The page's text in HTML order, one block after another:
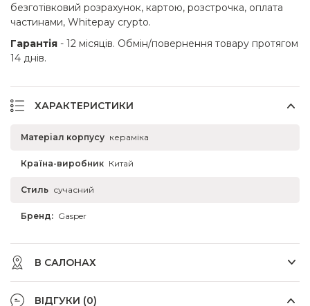
безготівковий розрахунок, картою, розстрочка, оплата
частинами, Whitepay crypto.
Гарантія - 12 місяців. Обмін/повернення товару протягом
14 днів.
ХАРАКТЕРИСТИКИ
Матеріал корпусу кераміка
Країна-виробник Китай
Стиль сучасний
Бренд: Gasper
В САЛОНАХ
ВІДГУКИ (0)